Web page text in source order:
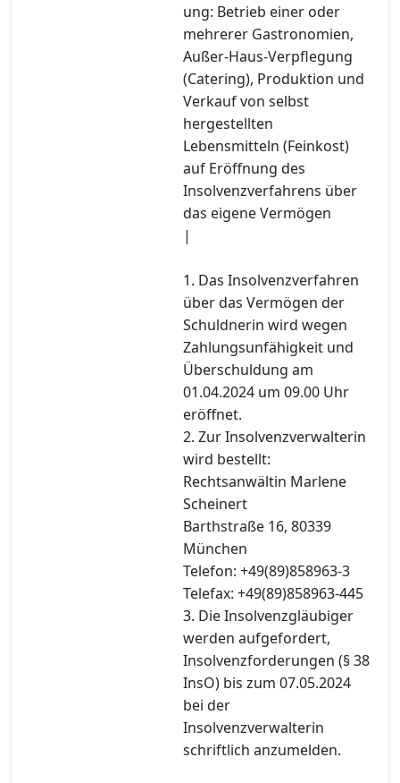
ung: Betrieb einer oder
mehrerer Gastronomien,
Außer-Haus-Verpflegung
(Catering), Produktion und
Verkauf von selbst
hergestellten
Lebensmitteln (Feinkost)
auf Eröffnung des
Insolvenzverfahrens über
das eigene Vermögen
|
1. Das Insolvenzverfahren
über das Vermögen der
Schuldnerin wird wegen
Zahlungsunfähigkeit und
Überschuldung am
01.04.2024 um 09.00 Uhr
eröffnet.
2. Zur Insolvenzverwalterin
wird bestellt:
Rechtsanwältin Marlene
Scheinert
Barthstraße 16, 80339
München
Telefon: +49(89)858963-3
Telefax: +49(89)858963-445
3. Die Insolvenzgläubiger
werden aufgefordert,
Insolvenzforderungen (§ 38
InsO) bis zum 07.05.2024
bei der
Insolvenzverwalterin
schriftlich anzumelden.